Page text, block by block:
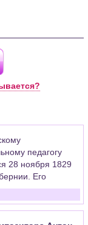
педагогу
28 ноября 1829
Его
нас – легенда.
музыкой.